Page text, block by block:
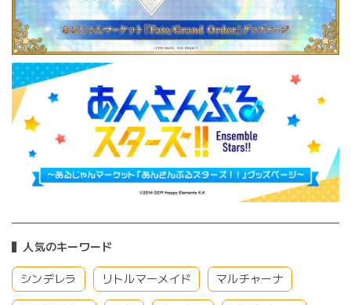
人気のキーワード
シンデレラ リトルマーメイド マルチャーナ